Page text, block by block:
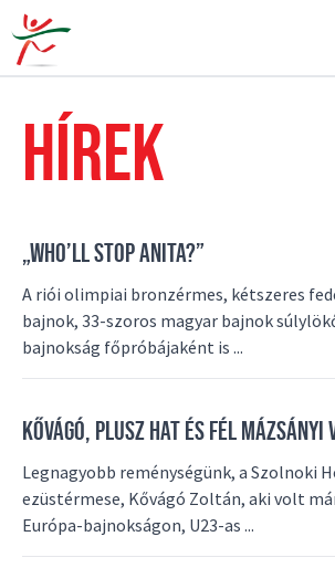
HÍREK
„WHO’LL STOP ANITA?”
A riói olimpiai bronzérmes, kétszeres
bajnok, 33-szoros magyar bajnok
bajnokság főpróbájaként is ...
KŐVÁGÓ, PLUSZ HAT ÉS FÉL MÁZSÁNYI
Legnagyobb reménységünk, a Szolnoki
ezüstérmese, Kővágó Zoltán, aki volt
Európa-bajnokságon, U23-as ...